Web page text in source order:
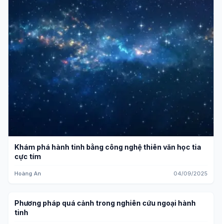
Khám phá hành tinh bằng công nghệ thiên văn học tia
cực tím
Hoàng An 04/09/2025
KIẾN THỨC KHOA HỌC
Phương pháp quá cảnh trong nghiên cứu ngoại hành
tinh